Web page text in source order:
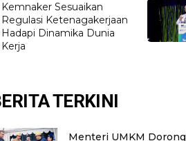
Kemnaker Sesuaikan
Regulasi Ketenagakerjaan
Hadapi Dinamika Dunia
Kerja
TERKINI
Menteri UMKM Dorong